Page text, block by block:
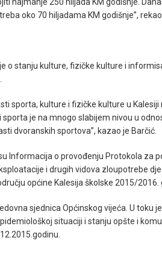
oko 70 hiljadama KM godišnje”, rekao
o stanju kulture, fizičke kulture i
sporta, kulture i fizičke kulture u Kalesiji
je na mnogo slabijem nivou u
dvoranskih sportova”, kazao je Barčić.
Informacija o provođenju Protokola za
i drugih vidova zloupotrebe
općine Kalesija školske 2015/2016.
sjednica Općinskog vijeća. U toku je
situaciji i stanju opšte i